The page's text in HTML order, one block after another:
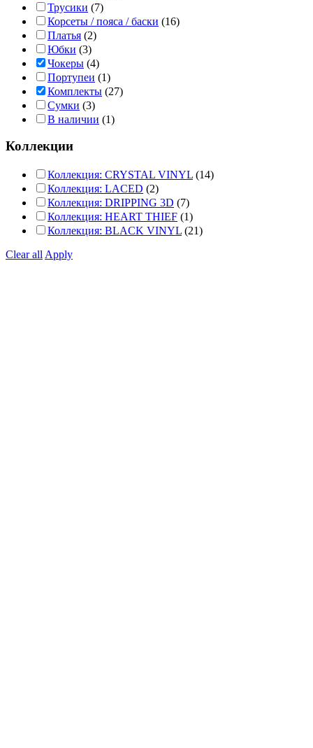
Трусики (7)
Корсеты / пояса / баски (16)
Платья (2)
Юбки (3)
Чокеры (4)
Портупеи (1)
Комплекты (27)
Сумки (3)
В наличии (1)
Коллекции
Коллекция: CRYSTAL VINYL (14)
Коллекция: LACED (2)
Коллекция: DRIPPING 3D (7)
Коллекция: HEART THIEF (1)
Коллекция: BLACK VINYL (21)
Clear all Apply